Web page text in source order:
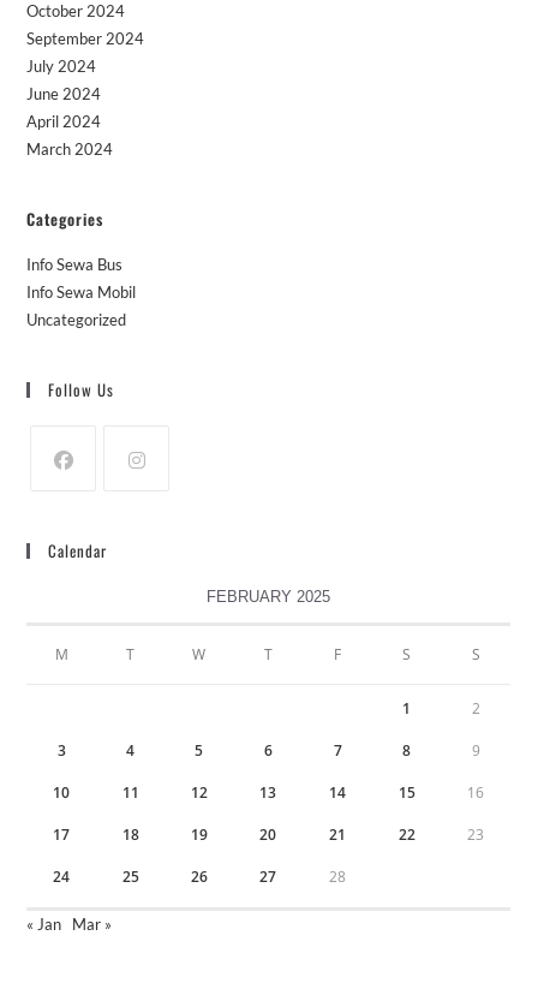
October 2024
September 2024
July 2024
June 2024
April 2024
March 2024
Categories
Info Sewa Bus
Info Sewa Mobil
Uncategorized
Follow Us
Calendar
FEBRUARY 2025
M T W T F S S
1 2
3 4 5 6 7 8 9
10 11 12 13 14 15 16
17 18 19 20 21 22 23
24 25 26 27 28
« Jan Mar »